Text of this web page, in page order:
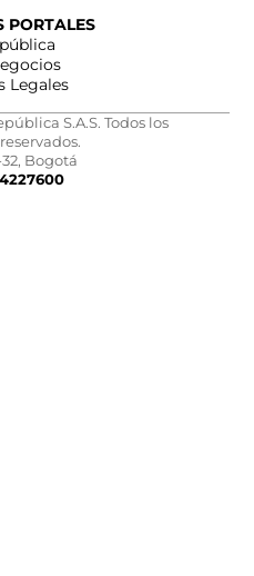
PORTALES
Legales
S.A.S. Todos los
32, Bogotá